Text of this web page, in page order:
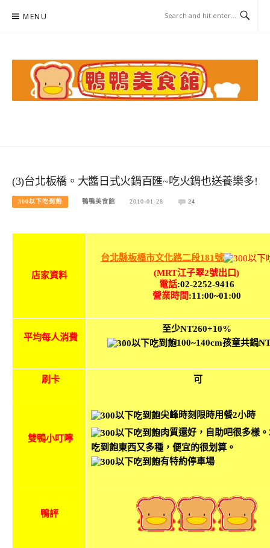
MENU
(3)台北板橋。大醬日式火鍋百匯~吃火鍋也送養樂多!
300以下吃到飽 鴨鴨美食館 2010-01-28 24
店家資料
台北縣板橋市文化路二段181號
(MRT江子翠2號出口)
電話:02-2252-9416
營業時間:11:00~01:00
平均每人消費
至少NT260+10%
100~140cm孩童共鍋
刷卡 可
雙鴨小叮嚀
尖峰時刻限時用餐2小時
肉質還好，自助吧很多樣
吃到飽東西又多種，便宜的很划算。
有特約停車場
鴨評